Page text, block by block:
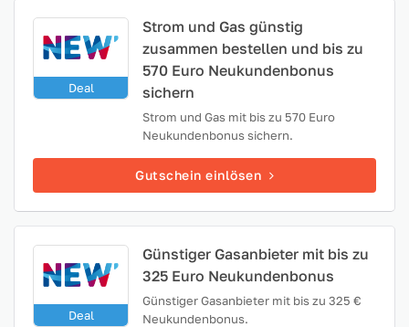
Deal
Strom und Gas günstig
zusammen bestellen und bis zu
570 Euro Neukundenbonus
sichern
Strom und Gas mit bis zu 570 Euro
Neukundenbonus sichern.
Gutschein einlösen
Deal
Günstiger Gasanbieter mit bis zu
325 Euro Neukundenbonus
Günstiger Gasanbieter mit bis zu 325 €
Neukundenbonus.